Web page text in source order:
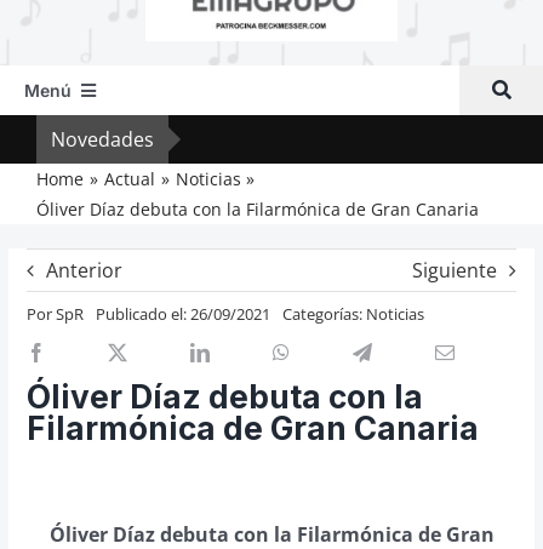
Menú
Inicio
Actual
Artículos
Crítica
Previos de ópera
Recomendación
Cosas de Beckmesser
Novedades
Home Actual
Noticias
Óliver Díaz debuta con la Filarmónica de Gran Canaria
Anterior Siguiente
PorSpR Publicado el: 26/09/2021 Categorías: Noticias
Óliver Díaz debuta con la
Filarmónica de Gran Canaria
Óliver Díaz debuta con la Filarmónica de Gran